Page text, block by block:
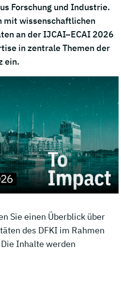
Forschung und Industrie.
mit wissenschaftlichen
an der IJCAI–ECAI 2026
in zentrale Themen der
ein.
Sie einen Überblick über
des DFKI im Rahmen
Inhalte werden